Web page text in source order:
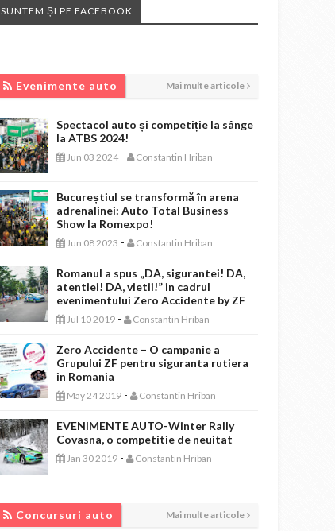
SUNTEM ȘI PE FACEBOOK
Evenimente auto Mai multe articole
Spectacol auto și competiție la sânge
la ATBS 2024!
Jun 03 2024 - Constantin Hriban
Bucureștiul se transformă în arena
adrenalinei: Auto Total Business
Show la Romexpo!
Jun 08 2023 - Constantin Hriban
Romanul a spus „DA, sigurantei! DA,
atentiei! DA, vietii!” in cadrul
evenimentului Zero Accidente by ZF
Jul 10 2019 - Constantin Hriban
Zero Accidente – O campanie a
Grupului ZF pentru siguranta rutiera
in Romania
May 24 2019 - Constantin Hriban
EVENIMENTE AUTO-Winter Rally
Covasna, o competitie de neuitat
Jan 30 2019 - Constantin Hriban
Concursuri auto Mai multe articole